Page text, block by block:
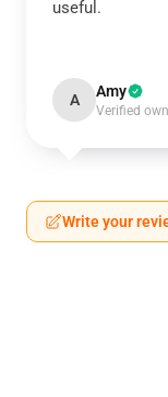
useful.
A Amy
Verified
Write your